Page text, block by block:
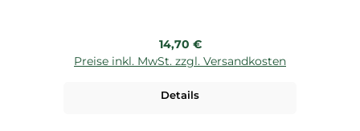
Regulärer Preis:
14,70 €
Preise inkl. MwSt. zzgl. Versandkosten
Details